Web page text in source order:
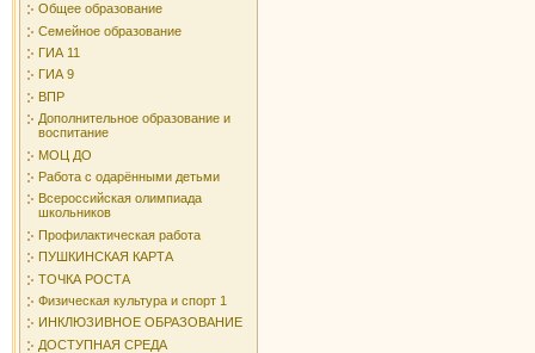
Общее образование
Семейное образование
ГИА 11
ГИА 9
ВПР
Дополнительное образование и
воспитание
МОЦ ДО
Работа с одарёнными детьми
Всероссийская олимпиада
школьников
Профилактическая работа
ПУШКИНСКАЯ КАРТА
ТОЧКА РОСТА
Физическая культура и спорт 1
ИНКЛЮЗИВНОЕ ОБРАЗОВАНИЕ
ДОСТУПНАЯ СРЕДА